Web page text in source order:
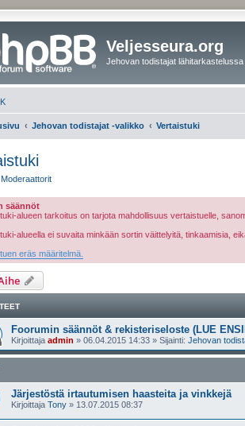
Veljesseura.org
Jehovan todistajat lähitarkastelussa
Jehovan todistajat -valikko Vertaistuki
Moderaattorit
säännöt
alueen tarkoitus on tarjota mahdollisuus vertaistuelle,
alueella ei suvaita minkään sortin väittelyitä, tinkaamisia,
eräs määritelmä.
Foorumin säännöt & rekisteriseloste (LUE
Kirjoittaja admin » 06.04.2015 14:33 » Sijainti: Jehovan
Järjestöstä irtautumisen haasteita ja vinkkejä
Kirjoittaja Tony » 13.07.2015 08:37